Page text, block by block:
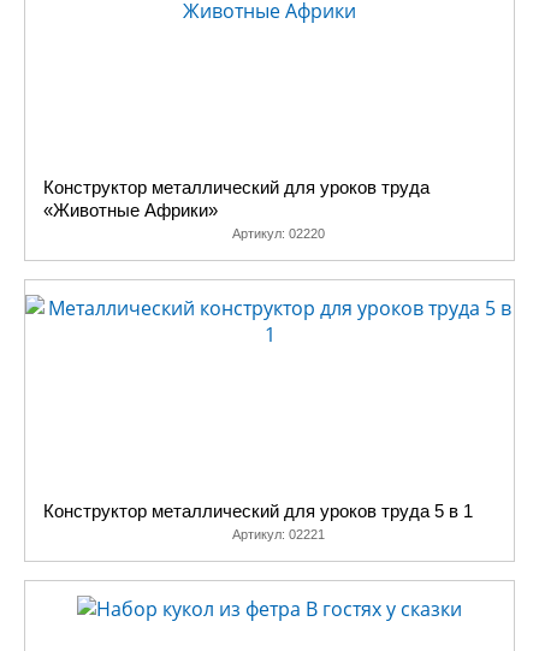
Конструктор металлический для уроков труда
«Животные Африки»
Артикул: 02220
Конструктор металлический для уроков труда 5 в 1
Артикул: 02221